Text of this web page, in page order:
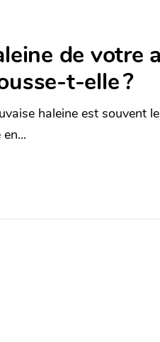
de votre
t-elle ?
haleine est souvent